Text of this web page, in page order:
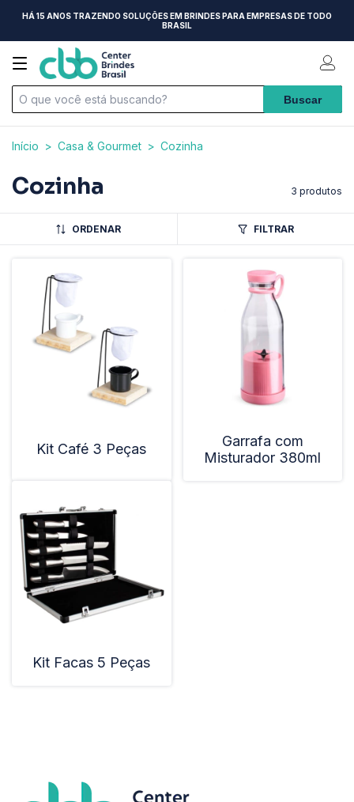
HÁ 15 ANOS TRAZENDO SOLUÇÕES EM BRINDES PARA EMPRESAS DE TODO
BRASIL
Início > Casa & Gourmet > Cozinha
Cozinha 3 produtos
ORDENAR FILTRAR
Kit Café 3 Peças
Garrafa com
Misturador 380ml
Kit Facas 5 Peças